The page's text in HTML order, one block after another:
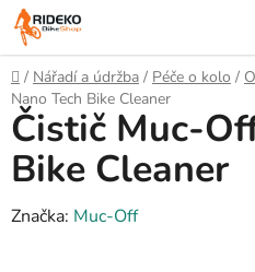
Přejít
na
obsah
Domů
/ Nářadí a údržba / Péče o kolo /
Nano Tech Bike Cleaner
Čistič Muc-
Bike Cleaner
Značka: Muc-Off